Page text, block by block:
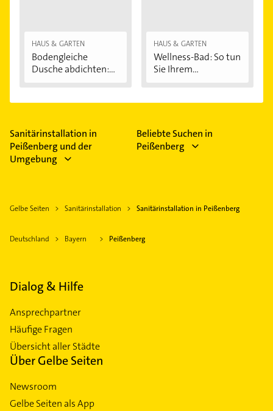
HAUS & GARTEN
Bodengleiche
Dusche abdichten:...
HAUS & GARTEN
Wellness-Bad: So tun
Sie Ihrem...
Sanitärinstallation in
Peißenberg und der
Umgebung
Beliebte Suchen in
Peißenberg
Gelbe Seiten Sanitärinstallation Sanitärinstallation in Peißenberg
Deutschland Bayern Peißenberg
Dialog & Hilfe
Ansprechpartner
Häufige Fragen
Übersicht aller Städte
Über Gelbe Seiten
Newsroom
Gelbe Seiten als App